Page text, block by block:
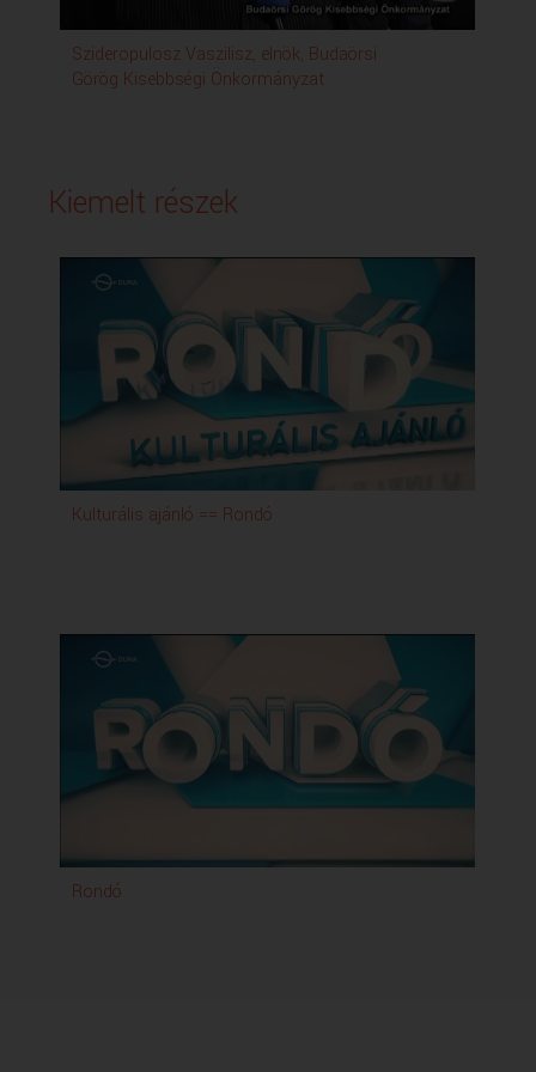
Szideropulosz Vaszilisz, elnök, Budaörsi
Görög Kisebbségi Önkormányzat
Kiemelt részek
Kulturális ajánló == Rondó
Rondó